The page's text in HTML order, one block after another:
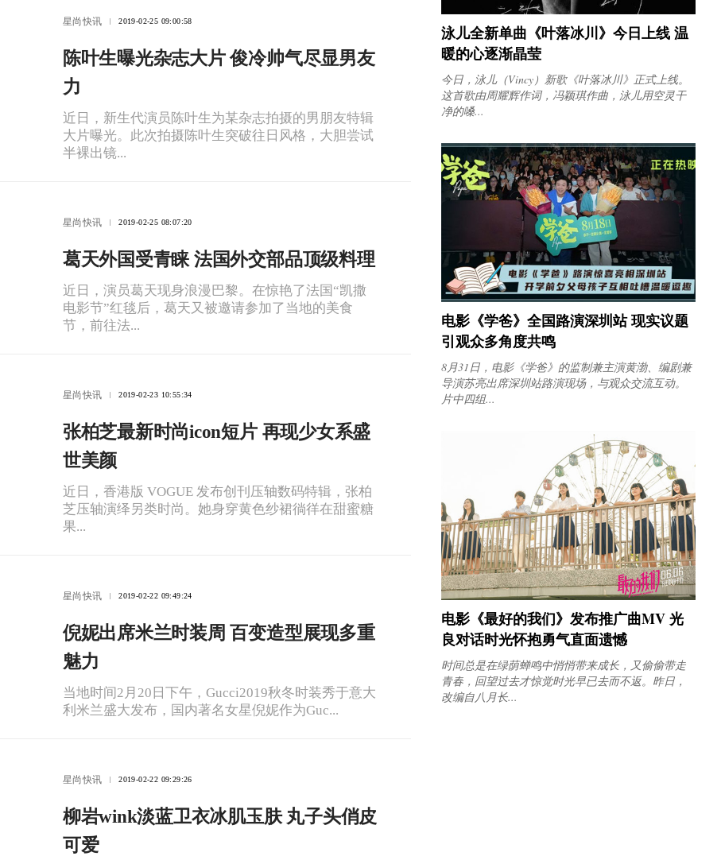
星尚快讯 2019-02-25 09:00:58
陈叶生曝光杂志大片 俊冷帅气尽显男友
力
近日，新生代演员陈叶生为某杂志拍摄的男朋友特辑
大片曝光。此次拍摄陈叶生突破往日风格，大胆尝试
半裸出镜...
星尚快讯 2019-02-25 08:07:20
葛天外国受青睐 法国外交部品顶级料理
近日，演员葛天现身浪漫巴黎。在惊艳了法国“凯撒
电影节”红毯后，葛天又被邀请参加了当地的美食
节，前往法...
星尚快讯 2019-02-23 10:55:34
张柏芝最新时尚icon短片 再现少女系盛
世美颜
近日，香港版 VOGUE 发布创刊压轴数码特辑，张柏
芝压轴演绎另类时尚。她身穿黄色纱裙徜徉在甜蜜糖
果...
星尚快讯 2019-02-22 09:49:24
倪妮出席米兰时装周 百变造型展现多重
魅力
当地时间2月20日下午，Gucci2019秋冬时装秀于意大
利米兰盛大发布，国内著名女星倪妮作为Guc...
星尚快讯 2019-02-22 09:29:26
柳岩wink淡蓝卫衣冰肌玉肤 丸子头俏皮
可爱
泳儿全新单曲《叶落冰川》今日上线 温
暖的心逐渐晶莹
今日，泳儿（Vincy）新歌《叶落冰川》正式上线。
这首歌由周耀辉作词，冯颖琪作曲，泳儿用空灵干
净的嗓...
电影《学爸》全国路演深圳站 现实议题
引观众多角度共鸣
8月31日，电影《学爸》的监制兼主演黄渤、编剧兼
导演苏亮出席深圳站路演现场，与观众交流互动。
片中四组...
电影《最好的我们》发布推广曲MV 光
良对话时光怀抱勇气直面遗憾
时间总是在绿荫蝉鸣中悄悄带来成长，又偷偷带走
青春，回望过去才惊觉时光早已去而不返。昨日，
改编自八月长...